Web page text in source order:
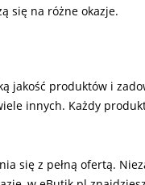
się na różne okazje.
jakość produktów i
innych. Każdy
się z pełną ofertą.